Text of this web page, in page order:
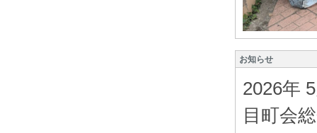
お知らせ
2026年
目町会